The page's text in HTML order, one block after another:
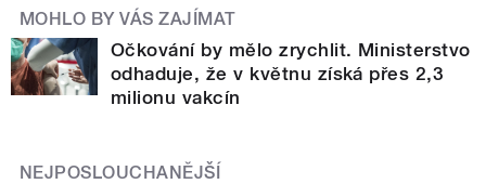
MOHLO BY VÁS ZAJÍMAT
Očkování by mělo zrychlit. Ministerstvo
odhaduje, že v květnu získá přes 2,3
milionu vakcín
NEJPOSLOUCHANĚJŠÍ